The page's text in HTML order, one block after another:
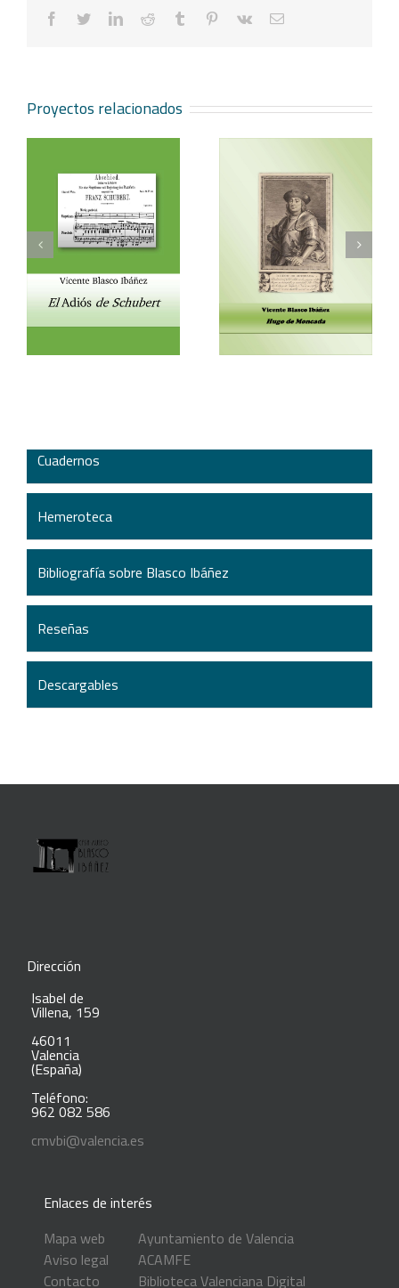
facebooktwitterlinkedinreddit tumblr pinterest
vk
Correo
Proyectos relacionados
Vicente Blasco Ibáñez,
Hugo de Moncada
Aventura veneciana y
otros cuentos
Cuadernos
Hemeroteca
Bibliografía sobre Blasco Ibáñez
Reseñas
Descargables
Dirección
Isabel de
Villena, 159
46011
Valencia
(España)
Teléfono:
962 082 586
cmvbi@valencia.es
Enlaces de interés
Mapa web
Aviso legal
Contacto
Ayuntamiento de Valencia
ACAMFE
Biblioteca Valenciana Digital